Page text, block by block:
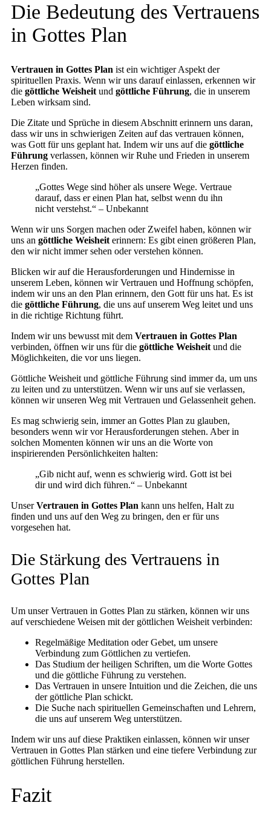
Die Bedeutung des Vertrauens
in Gottes Plan
Vertrauen in Gottes Plan ist ein wichtiger Aspekt der
spirituellen Praxis. Wenn wir uns darauf einlassen, erkennen wir
die göttliche Weisheit und göttliche Führung, die in unserem
Leben wirksam sind.
Die Zitate und Sprüche in diesem Abschnitt erinnern uns daran,
dass wir uns in schwierigen Zeiten auf das vertrauen können,
was Gott für uns geplant hat. Indem wir uns auf die göttliche
Führung verlassen, können wir Ruhe und Frieden in unserem
Herzen finden.
„Gottes Wege sind höher als unsere Wege. Vertraue
darauf, dass er einen Plan hat, selbst wenn du ihn
nicht verstehst.“ – Unbekannt
Wenn wir uns Sorgen machen oder Zweifel haben, können wir
uns an göttliche Weisheit erinnern: Es gibt einen größeren Plan,
den wir nicht immer sehen oder verstehen können.
Blicken wir auf die Herausforderungen und Hindernisse in
unserem Leben, können wir Vertrauen und Hoffnung schöpfen,
indem wir uns an den Plan erinnern, den Gott für uns hat. Es ist
die göttliche Führung, die uns auf unserem Weg leitet und uns
in die richtige Richtung führt.
Indem wir uns bewusst mit dem Vertrauen in Gottes Plan
verbinden, öffnen wir uns für die göttliche Weisheit und die
Möglichkeiten, die vor uns liegen.
Göttliche Weisheit und göttliche Führung sind immer da, um uns
zu leiten und zu unterstützen. Wenn wir uns auf sie verlassen,
können wir unseren Weg mit Vertrauen und Gelassenheit gehen.
Es mag schwierig sein, immer an Gottes Plan zu glauben,
besonders wenn wir vor Herausforderungen stehen. Aber in
solchen Momenten können wir uns an die Worte von
inspirierenden Persönlichkeiten halten:
„Gib nicht auf, wenn es schwierig wird. Gott ist bei
dir und wird dich führen.“ – Unbekannt
UnserVertrauen in Gottes Plan kann uns helfen, Halt zu
finden und uns auf den Weg zu bringen, den er für uns
vorgesehen hat.
Die Stärkung des Vertrauens in
Gottes Plan
Um unser Vertrauen in Gottes Plan zu stärken, können wir uns
auf verschiedene Weisen mit der göttlichen Weisheit verbinden:
Regelmäßige Meditation oder Gebet, um unsere
Verbindung zum Göttlichen zu vertiefen.
Das Studium der heiligen Schriften, um die Worte Gottes
und die göttliche Führung zu verstehen.
Das Vertrauen in unsere Intuition und die Zeichen, die uns
der göttliche Plan schickt.
Die Suche nach spirituellen Gemeinschaften und Lehrern,
die uns auf unserem Weg unterstützen.
Indem wir uns auf diese Praktiken einlassen, können wir unser
Vertrauen in Gottes Plan stärken und eine tiefere Verbindung zur
göttlichen Führung herstellen.
Fazit